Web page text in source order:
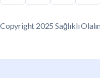
Copyright 2025 Sağlıklı